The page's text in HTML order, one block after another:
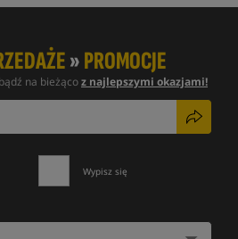
»PROMOCJE
na bieżącoz najlepszymi okazjami!
Wypisz się